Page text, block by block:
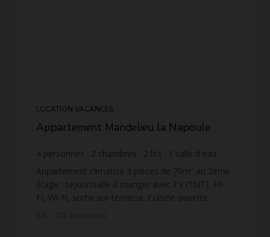
LOCATION VACANCES
Appartement Mandelieu la Napoule
4 personnes 2 chambres 2 lits 1 salle d'eau
salle de bain wi-fi
Appartement climatisé 3 pièces de 70m² au 2ème
étage : séjour/salle à manger avec TV (TNT), HI-
FI, Wi-Fi, sortie sur terrasse. Cuisine ouverte